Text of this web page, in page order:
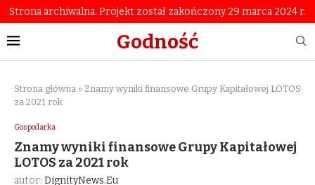
Strona archiwalna. Projekt został zakończony 29 marca 2024 r.
Godność
Strona główna » Znamy wyniki finansowe Grupy Kapitałowej LOTOS
za 2021 rok
Gospodarka
Znamy wyniki finansowe Grupy Kapitałowej
LOTOS za 2021 rok
autor: DignityNews.eu